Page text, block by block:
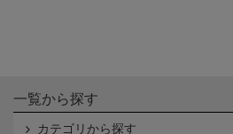
一覧から探す
カテゴリから探す